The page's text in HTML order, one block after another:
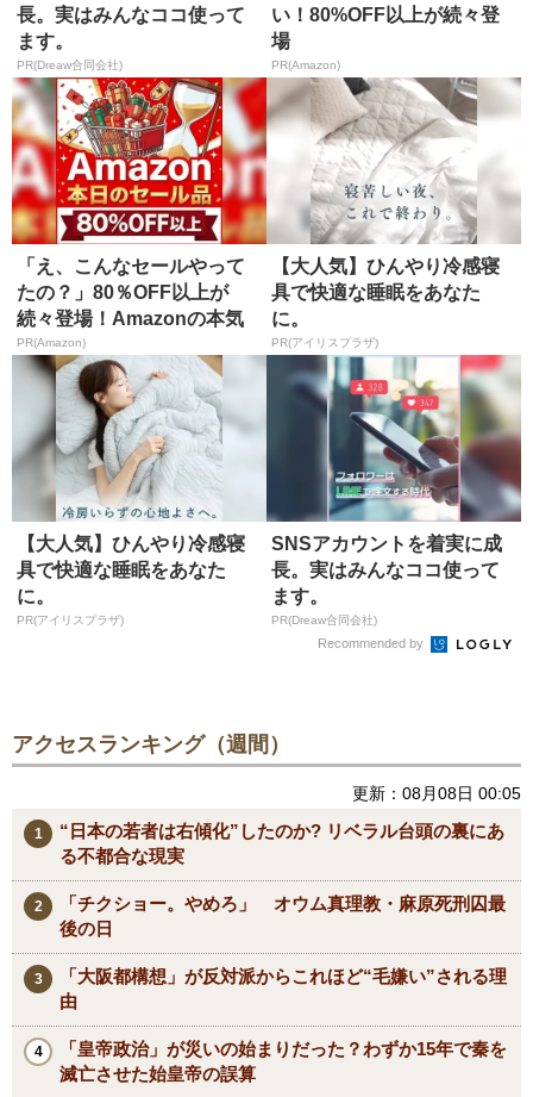
長。実はみんなココ使って
ます。
PR(Dreaw合同会社)
い！80%OFF以上が続々登
場
PR(Amazon)
「え、こんなセールやって
たの？」80％OFF以上が
続々登場！Amazonの本気
が...
PR(Amazon)
【大人気】ひんやり冷感寝
具で快適な睡眠をあなた
に。
PR(アイリスプラザ)
【大人気】ひんやり冷感寝
具で快適な睡眠をあなた
に。
PR(アイリスプラザ)
SNSアカウントを着実に成
長。実はみんなココ使って
ます。
PR(Dreaw合同会社)
Recommended by
アクセスランキング（週間）
更新：08月08日 00:05
“日本の若者は右傾化”したのか? リベラル台頭の裏にあ
る不都合な現実
「チクショー。やめろ」 オウム真理教・麻原死刑囚最
後の日
「大阪都構想」が反対派からこれほど“毛嫌い”される理
由
「皇帝政治」が災いの始まりだった？わずか15年で秦を
滅亡させた始皇帝の誤算